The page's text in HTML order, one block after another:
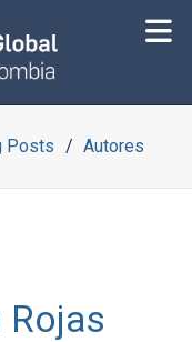
Posts Autores